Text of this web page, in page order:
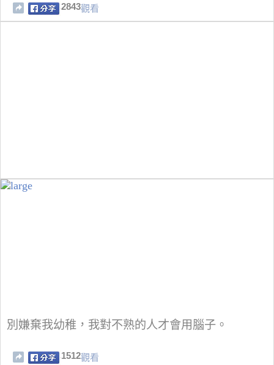
2843觀看
別嫌棄我幼稚，我對不熟的人才會用腦子。
1512觀看